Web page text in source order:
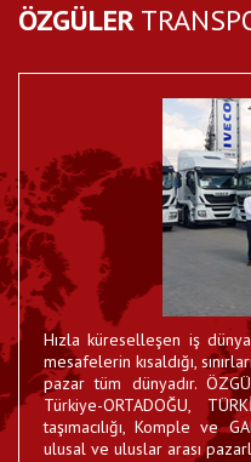
ÖZGÜLER
Hızla küreselleşen iş
mesafelerin kısaldığı,
pazar tüm dünyadır.
Türkiye-ORTADOĞU,
taşımacılığı, Komple ve
ulusal ve uluslar arası
23 EYL 2017
Hatay RoRo
Hataylı 55
bir araya
23 EYL 2017
Özgüler E-
Firmamız E-